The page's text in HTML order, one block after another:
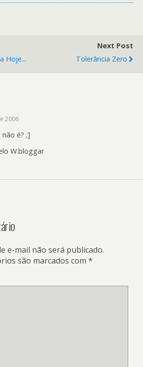
Hoje...
Next Post
Tolerância Zero
2006
é? ;]
W.bloggar
e-mail não será publicado.
são marcados com *